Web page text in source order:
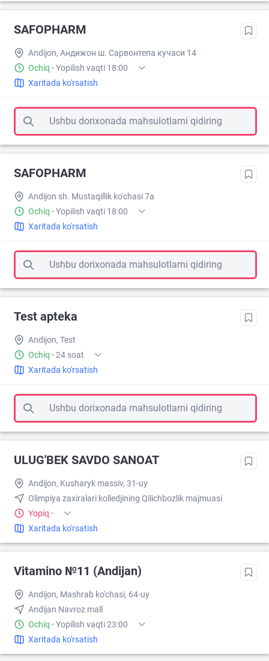
SAFOPHARM
Andijon, Андижон ш. Сарвонтепа кучаси 14
Ochiq · Yopilish vaqti 18:00
Xaritada ko'rsatish
Ushbu dorixonada mahsulotlarni qidiring
SAFOPHARM
Andijon sh. Mustaqillik ko'chasi 7a
Ochiq · Yopilish vaqti 18:00
Xaritada ko'rsatish
Ushbu dorixonada mahsulotlarni qidiring
Test apteka
Andijon, Test
Ochiq · 24 soat
Xaritada ko'rsatish
Ushbu dorixonada mahsulotlarni qidiring
ULUG'BEK SAVDO SANOAT
Andijon, Kusharyk massiv, 31-uy
Olimpiya zaxiralari kolledjining Qilichbozlik majmuasi
Yopiq ·
Xaritada ko'rsatish
Vitamino №11 (Andijan)
Andijon, Mashrab ko'chasi, 64-uy
Andijan Navroz mall
Ochiq · Yopilish vaqti 23:00
Xaritada ko'rsatish